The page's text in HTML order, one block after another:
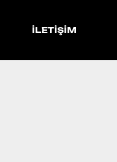
İLETIŞIM